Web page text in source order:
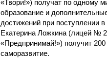
«Твори!») получат по одному
образование и
достижений при поступлении
Екатерина Ложкина (лицей №
«Предпринимай!») получит
саморазвитие.